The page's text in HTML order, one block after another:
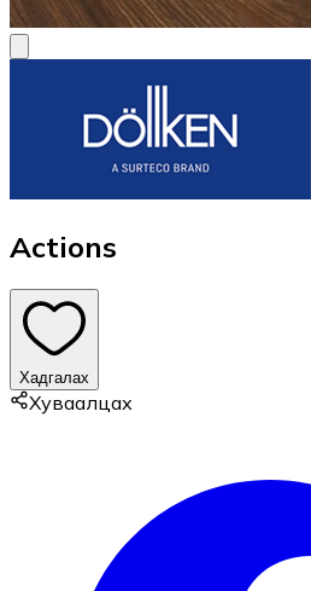
Actions
Хадгалах
Хуваалцах